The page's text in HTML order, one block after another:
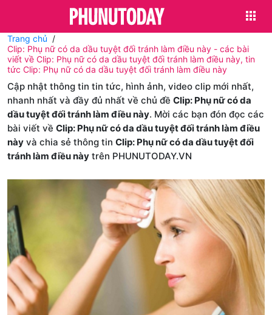
Trang chủ
Clip: Phụ nữ có da dầu tuyệt đối tránh làm điều này - các bài
viết về Clip: Phụ nữ có da dầu tuyệt đối tránh làm điều này, tin
tức Clip: Phụ nữ có da dầu tuyệt đối tránh làm điều này
Cập nhật thông tin tin tức, hình ảnh, video clip mới nhất,
nhanh nhất và đầy đủ nhất về chủ đề Clip: Phụ nữ có da
dầu tuyệt đối tránh làm điều này. Mời các bạn đón đọc các
bài viết về Clip: Phụ nữ có da dầu tuyệt đối tránh làm điều
này và chia sẻ thông tin Clip: Phụ nữ có da dầu tuyệt đối
tránh làm điều này trên PHUNUTODAY.VN